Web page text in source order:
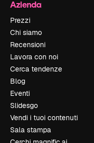
Azienda
Prezzi
Chi siamo
Recensioni
Lavora con noi
Cerca tendenze
Blog
Eventi
Slidesgo
Vendi i tuoi contenuti
Sala stampa